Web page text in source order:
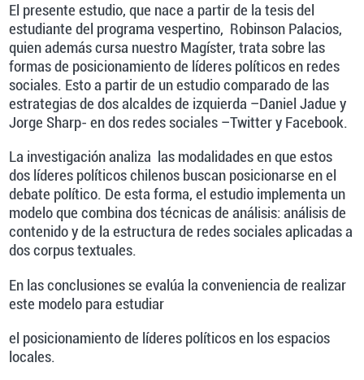
El presente estudio, que nace a partir de la tesis del
estudiante del programa vespertino, Robinson Palacios,
quien además cursa nuestro Magíster, trata sobre las
formas de posicionamiento de líderes políticos en redes
sociales. Esto a partir de un estudio comparado de las
estrategias de dos alcaldes de izquierda –Daniel Jadue y
Jorge Sharp- en dos redes sociales –Twitter y Facebook.
La investigación analiza las modalidades en que estos
dos líderes políticos chilenos buscan posicionarse en el
debate político. De esta forma, el estudio implementa un
modelo que combina dos técnicas de análisis: análisis de
contenido y de la estructura de redes sociales aplicadas a
dos corpus textuales.
En las conclusiones se evalúa la conveniencia de realizar
este modelo para estudiar
el posicionamiento de líderes políticos en los espacios
locales.